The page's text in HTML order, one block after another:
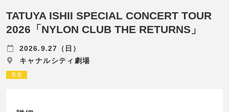
TATUYA ISHII SPECIAL CONCERT TOUR
2026「NYLON CLUB THE RETURNS」
2026.9.27（日）
キャナルシティ劇場
音楽